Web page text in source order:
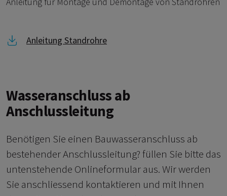
Link zu Anleitung Standrohre
Anleitung Standrohre
Wasseranschluss ab
Anschlussleitung
Benötigen Sie einen Bauwasseranschluss ab
bestehender Anschlussleitung? füllen Sie bitte das
untenstehende Onlineformular aus. Wir werden
Sie anschliessend kontaktieren und mit Ihnen